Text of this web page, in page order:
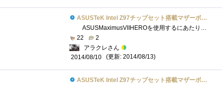
ASUSTeK Intel Z97チップセット搭載マザーボード MAXIMUS VII HERO 【ATX】
ASUSMaximusVIIHEROを使用するにあたり、なんとmicroATXのケースしか持ち合わせておりませんでした。 ですので、今回新しくATXケースのSharkoonMA...
22
2
アラクレさん
2014/08/10
(更新: 2014/08/13)
ASUSTeK Intel Z97チップセット搭載マザーボード MAXIMUS VII HERO 【ATX】